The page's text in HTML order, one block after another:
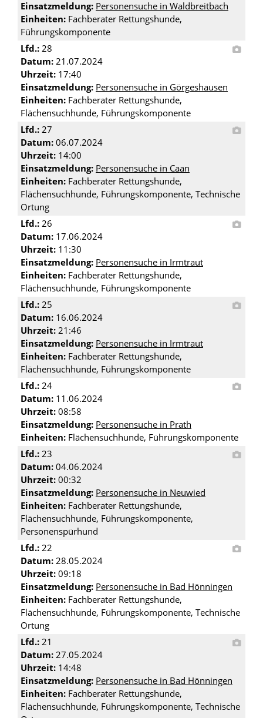
Einsatzmeldung: Personensuche in Waldbreitbach
Einheiten: Fachberater Rettungshunde,
Führungskomponente
Lfd.: 28
Datum: 21.07.2024
Uhrzeit: 17:40
Einsatzmeldung: Personensuche in Görgeshausen
Einheiten: Fachberater Rettungshunde,
Flächensuchhunde, Führungskomponente
Lfd.: 27
Datum: 06.07.2024
Uhrzeit: 14:00
Einsatzmeldung: Personensuche in Caan
Einheiten: Fachberater Rettungshunde,
Flächensuchhunde, Führungskomponente, Technische
Ortung
Lfd.: 26
Datum: 17.06.2024
Uhrzeit: 11:30
Einsatzmeldung: Personensuche in Irmtraut
Einheiten: Fachberater Rettungshunde,
Flächensuchhunde, Führungskomponente
Lfd.: 25
Datum: 16.06.2024
Uhrzeit: 21:46
Einsatzmeldung: Personensuche in Irmtraut
Einheiten: Fachberater Rettungshunde,
Flächensuchhunde, Führungskomponente
Lfd.: 24
Datum: 11.06.2024
Uhrzeit: 08:58
Einsatzmeldung: Personensuche in Prath
Einheiten: Flächensuchhunde, Führungskomponente
Lfd.: 23
Datum: 04.06.2024
Uhrzeit: 00:32
Einsatzmeldung: Personensuche in Neuwied
Einheiten: Fachberater Rettungshunde,
Flächensuchhunde, Führungskomponente,
Personenspürhund
Lfd.: 22
Datum: 28.05.2024
Uhrzeit: 09:18
Einsatzmeldung: Personensuche in Bad Hönningen
Einheiten: Fachberater Rettungshunde,
Flächensuchhunde, Führungskomponente, Technische
Ortung
Lfd.: 21
Datum: 27.05.2024
Uhrzeit: 14:48
Einsatzmeldung: Personensuche in Bad Hönningen
Einheiten: Fachberater Rettungshunde,
Flächensuchhunde, Führungskomponente, Technische